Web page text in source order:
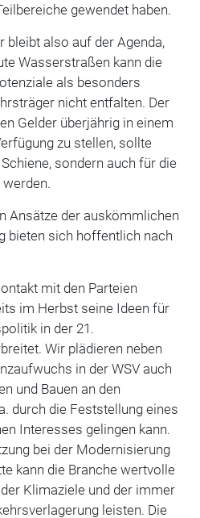
gewendet haben.
bleibt also auf der Agenda,
Wasserstraßen kann die
als besonders
nicht entfalten. Der
Gelder überjährig in einem
zu stellen, sollte
sondern auch für die
Ansätze der auskömmlichen
bieten sich hoffentlich nach
mit den Parteien
im Herbst seine Ideen für
in der 21.
Wir plädieren neben
in der WSV auch
und Bauen an den
durch die Feststellung eines
Interesses gelingen kann.
bei der Modernisierung
kann die Branche wertvolle
Klimaziele und der immer
leisten. Die